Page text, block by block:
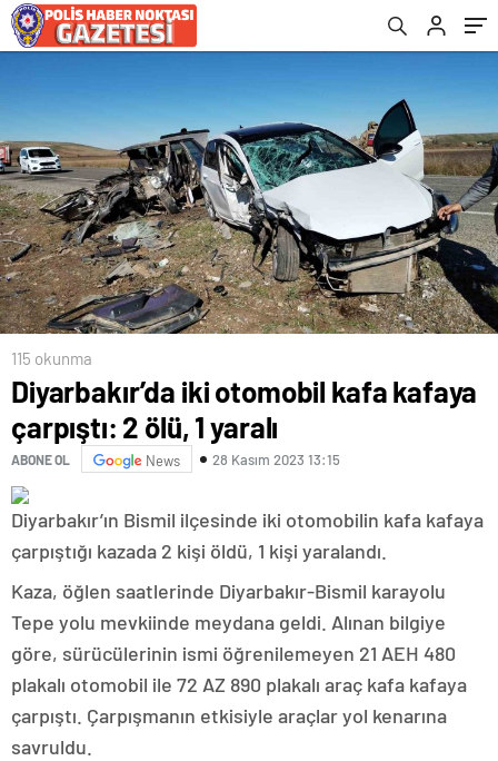
115 okunma
Diyarbakır’da iki otomobil kafa kafaya
çarpıştı: 2 ölü, 1 yaralı
ABONE OL News 28 Kasım 2023 13:15
Diyarbakır’ın Bismil ilçesinde iki otomobilin kafa kafaya
çarpıştığı kazada 2 kişi öldü, 1 kişi yaralandı.
Kaza, öğlen saatlerinde Diyarbakır-Bismil karayolu
Tepe yolu mevkiinde meydana geldi. Alınan bilgiye
göre, sürücülerinin ismi öğrenilemeyen 21 AEH 480
plakalı otomobil ile 72 AZ 890 plakalı araç kafa kafaya
çarpıştı. Çarpışmanın etkisiyle araçlar yol kenarına
savruldu.